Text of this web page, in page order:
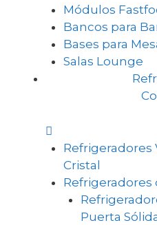
Módulos
Bancos para
Bases para
Salas Lounge
Refrigeradores
Cristal
Refrigeradores
Puerta